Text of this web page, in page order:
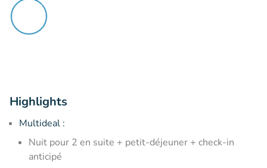
Highlights
Multideal :
Nuit pour 2 en suite + petit-déjeuner + check-in
anticipé